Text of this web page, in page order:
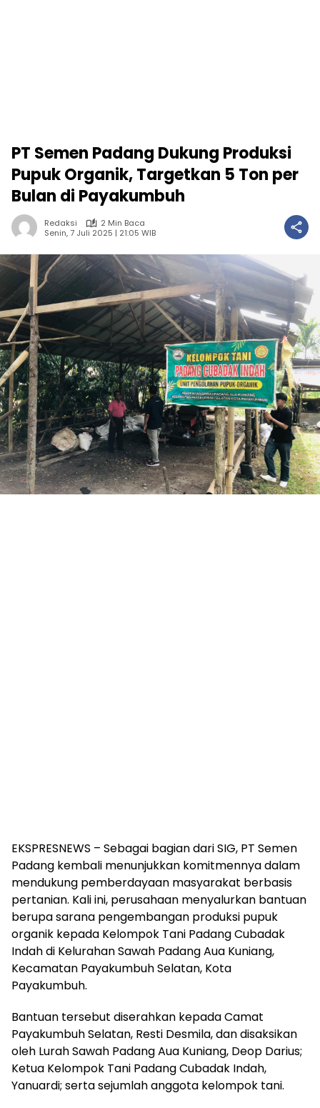
PT Semen Padang Dukung Produksi
Pupuk Organik, Targetkan 5 Ton per
Bulan di Payakumbuh
Redaksi
2 Min Baca
Senin, 7 Juli 2025 | 21:05 WIB
EKSPRESNEWS – Sebagai bagian dari SIG, PT Semen
Padang kembali menunjukkan komitmennya dalam
mendukung pemberdayaan masyarakat berbasis
pertanian. Kali ini, perusahaan menyalurkan bantuan
berupa sarana pengembangan produksi pupuk
organik kepada Kelompok Tani Padang Cubadak
Indah di Kelurahan Sawah Padang Aua Kuniang,
Kecamatan Payakumbuh Selatan, Kota
Payakumbuh.
Bantuan tersebut diserahkan kepada Camat
Payakumbuh Selatan, Resti Desmila, dan disaksikan
oleh Lurah Sawah Padang Aua Kuniang, Deop Darius;
Ketua Kelompok Tani Padang Cubadak Indah,
Yanuardi; serta sejumlah anggota kelompok tani.